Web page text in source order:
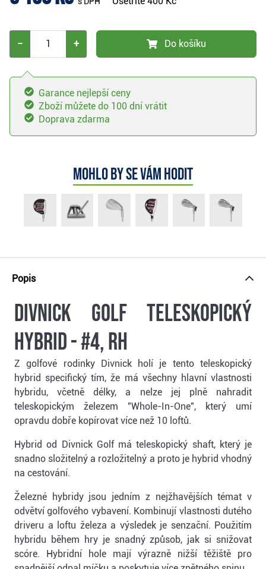
− + Do košíku
Garance nejlepší ceny
Zboží můžete do 100 dní vrátit
Doprava zdarma
Mohlo by se vám hodit
Popis
Divnick Golf teleskopický
hybrid - #4, RH
Z golfové rodinky Divnick holí je tento teleskopický
hybrid specifický tím, že má všechny hlavní vlastnosti
hybridu, včetně délky, a nelze jej plně nahradit
teleskopickým železem "Whole-In-One", který umí
opravdu dobře kopírovat více než 10 loftů.
Hybrid od Divnick Golf má teleskopický shaft, který je
snadno složitelný a rozložitelný a proto je hybrid vhodný
na cestování.
Železné hybridy jsou jedním z nejžhavějších témat v
odvětví golfového vybavení. Kombinují vlastnosti dutého
driveru a loftu železa a výsledek je senzační. Použitím
hybridu během hry je snadný způsob, jak si snižovat
scóre. Hybridní hole mají výrazně nižší těžiště pro